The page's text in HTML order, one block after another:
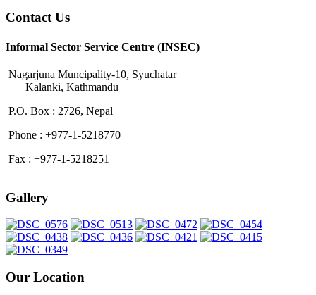
Contact Us
Informal Sector Service Centre (INSEC)
Nagarjuna Muncipality-10, Syuchatar
Kalanki, Kathmandu
P.O. Box : 2726, Nepal
Phone : +977-1-5218770
Fax : +977-1-5218251
Gallery
Our Location